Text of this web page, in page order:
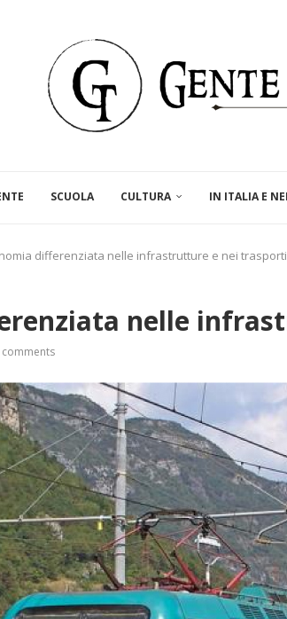
SCUOLA CULTURA IN ITALIA E
differenziata nelle infrastrutture e nei trasporti
nelle
comments